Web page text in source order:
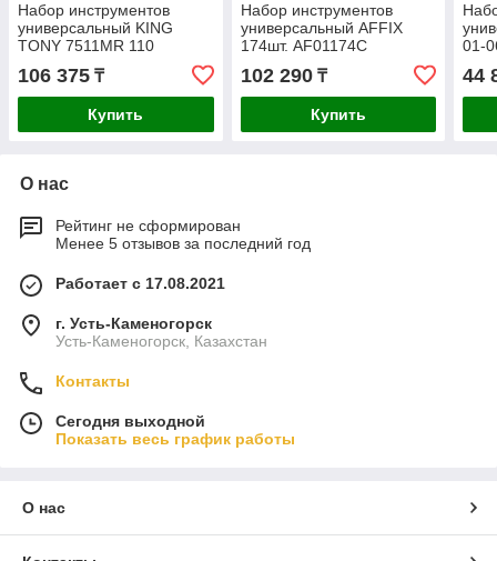
Набор инструментов
универсальный KING
TONY 7511MR 110
предметов
106 375 ₸
Купить
Набор инструментов
универсальный AFFIX
174шт. AF01174C
102 290₸
Купить
01-
44
О нас
Рейтинг не сформирован
Менее 5 отзывов за последний год
Работает с 17.08.2021
г. Усть-Каменогорск
Усть-Каменогорск, Казахстан
Контакты
Сегодня выходной
Показать весь график работы
О нас